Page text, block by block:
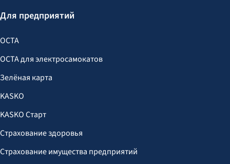
Для предприятий
OCTA
OCTA для электросамокатов
Зелёная карта
KASKO
KASKO Старт
Страхование здоровья
Страхование имущества предприятий